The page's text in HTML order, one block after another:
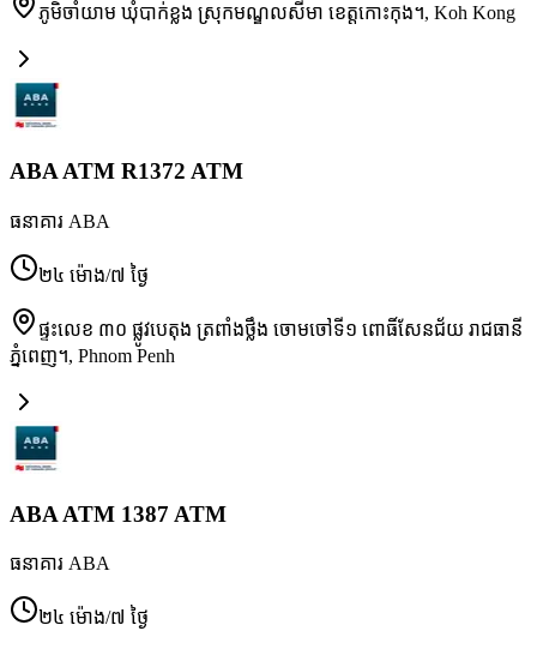
ភូមិចាំយាម ឃុំបាក់ខ្លង ស្រុកមណ្ឌលសីមា ខេត្តកោះកុង។, Koh Kong
ABA ATM R1372 ATM
ធនាគារ ABA
២៤ ម៉ោង/៧ ថ្ងៃ
ផ្ទះលេខ ៣០ ផ្លូវបេតុង ត្រពាំងថ្លឹង ចោមចៅទី១ ពោធិ៍សែនជ័យ រាជធានី
ភ្នំពេញ។, Phnom Penh
ABA ATM 1387 ATM
ធនាគារ ABA
២៤ ម៉ោង/៧ ថ្ងៃ